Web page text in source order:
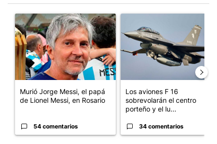
Un artículo de tendencia con el título "Murió Jorge Messi, el
Murió Jorge Messi, el papá
de Lionel Messi, en Rosario
54 comentarios
Los aviones F 16
sobrevolarán el centro
porteño y el lu...
34 comentarios